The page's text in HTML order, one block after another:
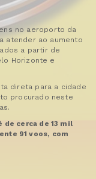
no aeroporto da
atender ao aumento
a partir de
Horizonte e
direta para a cidade
procurado neste
cerca de 13 mil
91 voos, com